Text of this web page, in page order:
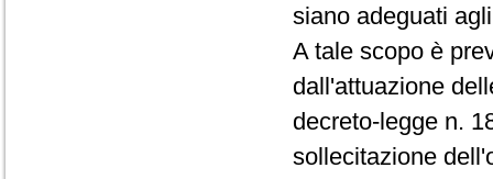
siano adeguati
A tale scopo è
dall'attuazione
decreto-legge n.
sollecitazione